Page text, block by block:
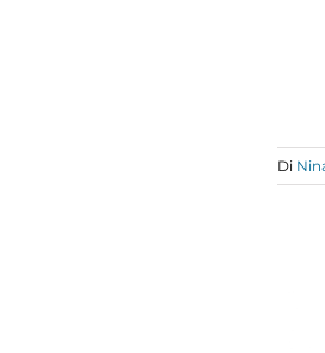
Di